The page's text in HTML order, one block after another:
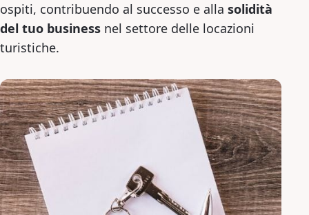
ospiti, contribuendo al successo e alla solidità
del tuo business nel settore delle locazioni
turistiche.